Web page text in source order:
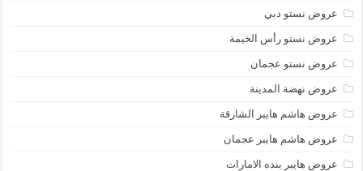
عروض نستو دبي
عروض نستو رأس الخيمة
عروض نستو عجمان
عروض نهضة المدينة
عروض هاشم هايبر الشارقة
عروض هاشم هايبر عجمان
عروض هايبر بنده الامارات